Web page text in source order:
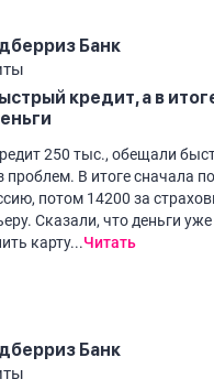
Банк
кредит, а в
250 тыс., обещали
проблем. В итоге сначала
потом 14200 за
Сказали, что деньги
карту...Читать
Банк